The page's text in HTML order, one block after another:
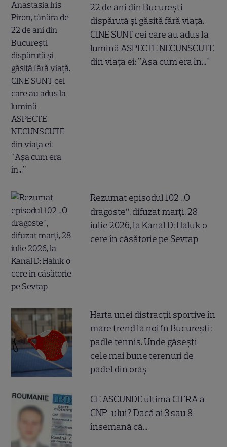
22 de ani din București
dispărută și găsită fără viață.
CINE SUNT cei care au adus la
lumină ASPECTE NECUNSCUTE
din viața ei: "Așa cum era în..."
Rezumat episodul 102 „O
dragoste”, difuzat marți, 28
iulie 2026, la Kanal D: Haluk o
cere în căsătorie pe Sevtap
Harta unei distracții sportive în
mare trend la noi în București:
padle tennis. Unde găsești
cele mai bune terenuri de
padel din oraș
CE ASCUNDE ultima CIFRA a
CNP-ului? Dacă ai 3 sau 8
însemană că...